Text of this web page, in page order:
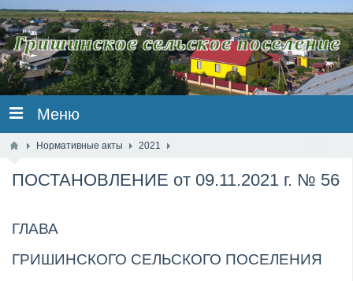
Меню
Нормативные акты 2021
ПОСТАНОВЛЕНИЕ от 09.11.2021 г. № 56
ГЛАВА
ГРИШИНСКОГО СЕЛЬСКОГО ПОСЕЛЕНИЯ